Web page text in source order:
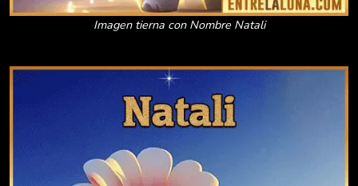
Imagen tierna con Nombre Natali